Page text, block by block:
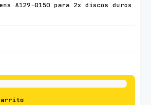
A129-0150 para 2x discos duros